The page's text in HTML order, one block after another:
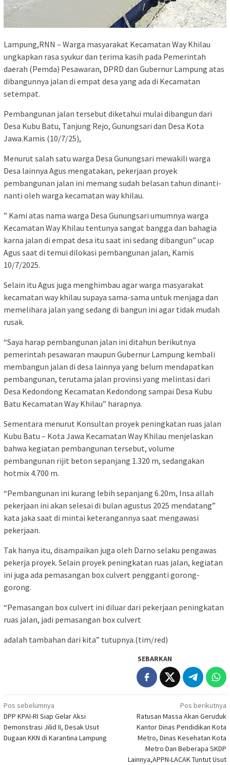
Lampung,RNN – Warga masyarakat Kecamatan Way Khilau
ungkapkan rasa syukur dan terima kasih pada Pemerintah
daerah (Pemda) Pesawaran, DPRD dan Gubernur Lampung atas
dibangunnya jalan di empat desa yang ada di Kecamatan
setempat.
Pembangunan jalan tersebut diketahui mulai dibangun dari
Desa Kubu Batu, Tanjung Rejo, Gunungsari dan Desa Kota
Jawa.Kamis (10/7/25),
Menurut salah satu warga Desa Gunungsari mewakili warga
Desa lainnya Agus mengatakan, pekerjaan proyek
pembangunan jalan ini memang sudah belasan tahun dinanti-
nanti oleh warga kecamatan way khilau.
” Kami atas nama warga Desa Gunungsari umumnya warga
Kecamatan Way Khilau tentunya sangat bangga dan bahagia
karna jalan di empat desa itu saat ini sedang dibangun” ucap
Agus saat di temui dilokasi pembangunan jalan, Kamis
10/7/2025.
Selain itu Agus juga menghimbau agar warga masyarakat
kecamatan way khilau supaya sama-sama untuk menjaga dan
memelihara jalan yang sedang di bangun ini agar tidak mudah
rusak.
“Saya harap pembangunan jalan ini ditahun berikutnya
pemerintah pesawaran maupun Gubernur Lampung kembali
membangun jalan di desa lainnya yang belum mendapatkan
pembangunan, terutama jalan provinsi yang melintasi dari
Desa Kedondong Kecamatan Kedondong sampai Desa Kubu
Batu Kecamatan Way Khilau” harapnya.
Sementara menurut Konsultan proyek peningkatan ruas jalan
Kubu Batu – Kota Jawa Kecamatan Way Khilau menjelaskan
bahwa kegiatan pembangunan tersebut, volume
pembangunan rijit beton sepanjang 1.320 m, sedangakan
hotmix 4.700 m.
“Pembangunan ini kurang lebih sepanjang 6.20m, Insa allah
pekerjaan ini akan selesai di bulan agustus 2025 mendatang”
kata jaka saat di mintai keterangannya saat mengawasi
pekerjaan.
Tak hanya itu, disampaikan juga oleh Darno selaku pengawas
pekerja proyek. Selain proyek peningkatan ruas jalan, kegiatan
ini juga ada pemasangan box culvert pengganti gorong-
gorong.
“Pemasangan box culvert ini diluar dari pekerjaan peningkatan
ruas jalan, jadi pemasangan box culvert
adalah tambahan dari kita” tutupnya.(tim/red)
SEBARKAN
Navigasi
pos
Pos sebelumnya
DPP KPAI-RI Siap Gelar Aksi
Demonstrasi Jilid II, Desak Usut
Dugaan KKN di Karantina Lampung
Pos berikutnya
Ratusan Massa Akan Geruduk
Kantor Dinas Pendidikan Kota
Metro, Dinas Kesehatan Kota
Metro Dan Beberapa SKDP
Lainnya,APPN-LACAK Tuntut Usut